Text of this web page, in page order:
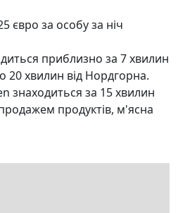
євро за особу за ніч
приблизно за 7 хвилин
20 хвилин від Нордгорна.
знаходиться за 15 хвилин
продуктів, м'ясна